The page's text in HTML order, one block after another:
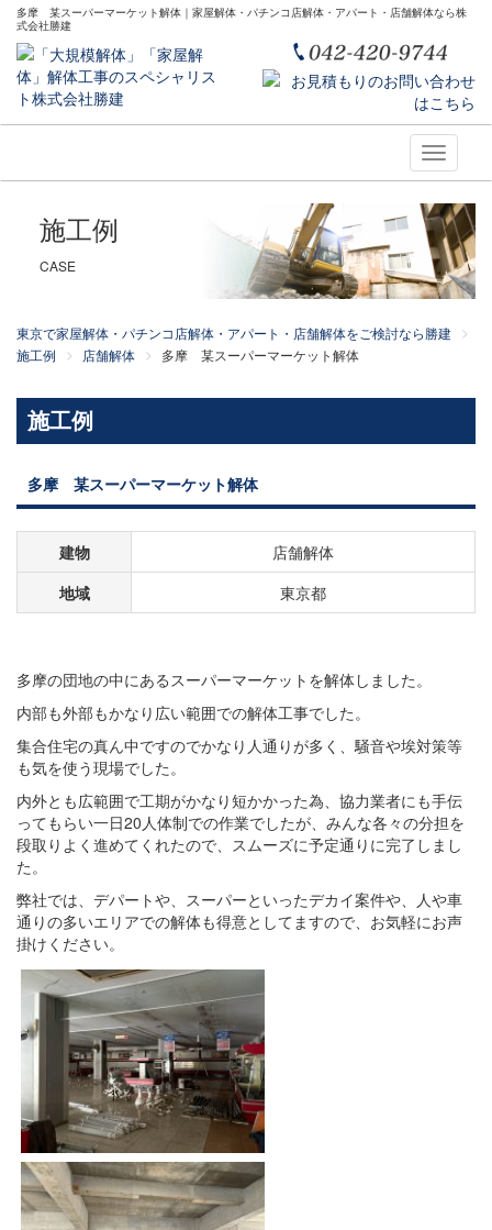
多摩 某スーパーマーケット解体｜家屋解体・パチンコ店解体・アパート・店舗解体なら株
式会社勝建
Toggle
施工例
CASE
東京で家屋解体・パチンコ店解体・アパート・店舗解体をご検討なら勝建
施工例
店舗解体 多摩 某スーパーマーケット解体
施工例
多摩 某スーパーマーケット解体
建物
店舗解体
地域
東京都
多摩の団地の中にあるスーパーマーケットを解体しました。
内部も外部もかなり広い範囲での解体工事でした。
集合住宅の真ん中ですのでかなり人通りが多く、騒音や埃対策等
も気を使う現場でした。
内外とも広範囲で工期がかなり短かかった為、協力業者にも手伝
ってもらい一日20人体制での作業でしたが、みんな各々の分担を
段取りよく進めてくれたので、スムーズに予定通りに完了しまし
た。
弊社では、デパートや、スーパーといったデカイ案件や、人や車
通 りの多いエリアでの解体も得意としてますので、お気軽にお声
掛け ください。